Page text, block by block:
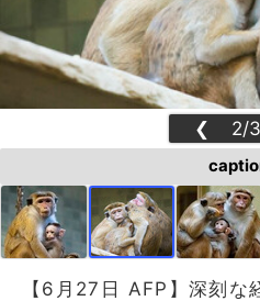
❮ 2/3
【6月27日 AFP】深刻な